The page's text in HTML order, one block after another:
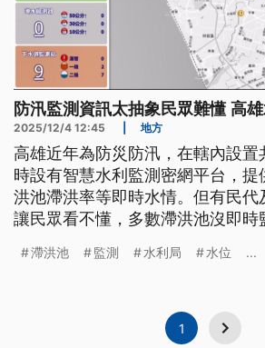
防汛監測資訊太抽象民眾難懂 高
2025/12/4 12:45 地方
高雄近年為防災防汛，在轄內設置
時設有智慧水利監測密網平台，
洪池滯洪率等即時水情。但有民代
讓民眾看不懂，多數滯洪池沒即時
整，將水位資訊改為易理解的文字
滯洪池 監測 水利局 水位 ...
1